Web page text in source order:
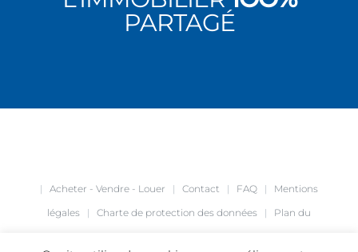
PARTAGÉ
| Acheter - Vendre - Louer | Contact | FAQ | Mentions
légales | Charte de protection des données | Plan du